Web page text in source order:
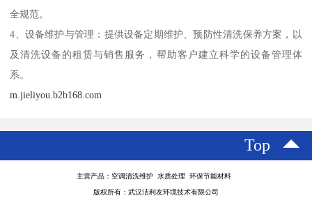
全规范。
4、设备维护与管理：提供设备定期维护、预防性清洗保养方案，以
及清洗设备的租赁与销售服务，帮助客户建立科学的设备管理体
系。
m.jieliyou.b2b168.com
Top
主营产品：空调清洗维护 水质处理 环保节能材料
版权所有：武汉洁利友环境技术有限公司